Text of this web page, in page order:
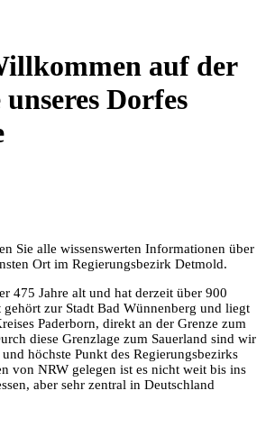
auf der
Dorfes
Sie alle wissenswerten Informationen über
Ort im Regierungsbezirk Detmold.
475 Jahre alt und hat derzeit über 900
zur Stadt Bad Wünnenberg und liegt
Paderborn, direkt an der Grenze zum
diese Grenzlage zum Sauerland sind wir
höchste Punkt des Regierungsbezirks
von NRW gelegen ist es nicht weit bis ins
aber sehr zentral in Deutschland